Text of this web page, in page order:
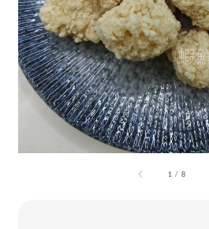
1 / 8